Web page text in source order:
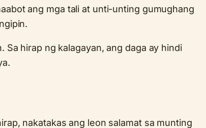
ang mga tali at unti-unting gumughang
Sa hirap ng kalagayan, ang daga ay hindi
nakatakas ang leon salamat sa munting